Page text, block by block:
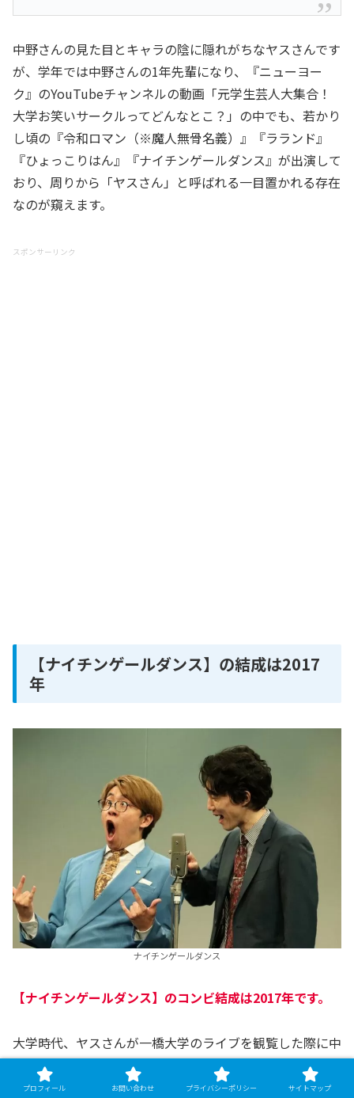
中野さんの見た目とキャラの陰に隠れがちなヤスさんです
が、学年では中野さんの1年先輩になり、『ニューヨー
ク』のYouTubeチャンネルの動画「元学生芸人大集合！
大学お笑いサークルってどんなとこ？」の中でも、若かり
し頃の『令和ロマン（※魔人無骨名義）』『ラランド』
『ひょっこりはん』『ナイチンゲールダンス』が出演して
おり、周りから「ヤスさん」と呼ばれる一目置かれる存在
なのが窺えます。
スポンサーリンク
【ナイチンゲールダンス】の結成は2017
年
ナイチンゲールダンス
【ナイチンゲールダンス】のコンビ結成は2017年です。
大学時代、ヤスさんが一橋大学のライブを観覧した際に中
野さんへ声をかけて、Twitterでコンビを結成。ヤスさん
は当時について「中野に恋をした」と語っているほど、ヤ
プロフィール お問い合わせ プライバシーポリシー サイトマップ